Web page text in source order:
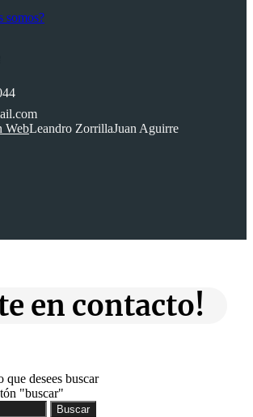
somos?
WebLeandro ZorrillaJuan Aguirre
en contacto!
desees buscar
"buscar"
Buscar